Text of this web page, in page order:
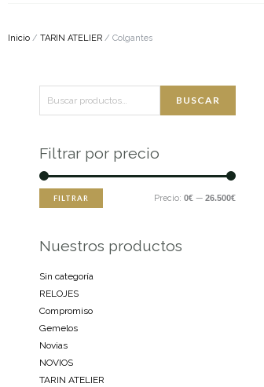
Inicio / TARIN ATELIER / Colgantes
por:
BUSCAR
Filtrar por precio
mínimo
máximo
FILTRAR Precio: 0€— 26.500€
Nuestros productos
Sin categoría
RELOJES
Compromiso
Gemelos
Novias
NOVIOS
TARIN ATELIER